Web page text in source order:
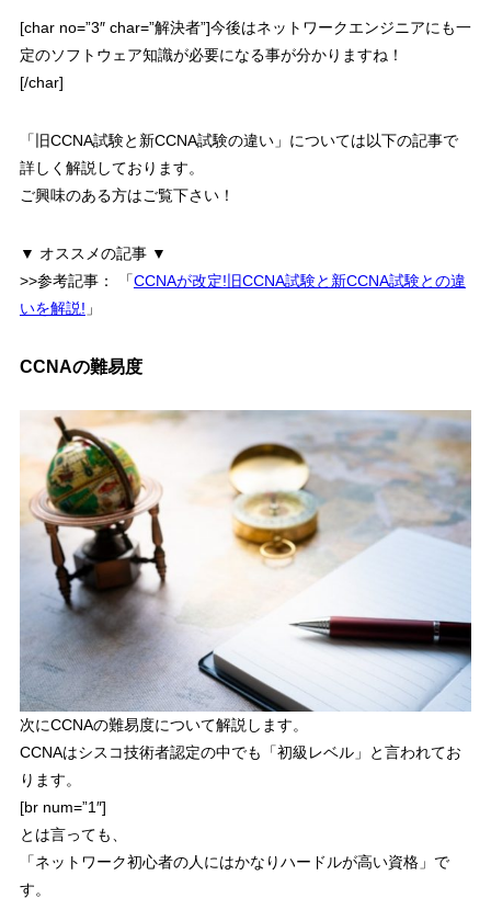
[char no=”3″ char=”解決者”]今後はネットワークエンジニアにも一
定のソフトウェア知識が必要になる事が分かりますね！
[/char]
「旧CCNA試験と新CCNA試験の違い」については以下の記事で
詳しく解説しております。
ご興味のある方はご覧下さい！
▼ オススメの記事 ▼
>>参考記事：
「CCNAが改定!旧CCNA試験と新CCNA試験との違
いを解説! 」
CCNAの難易度
次にCCNAの難易度について解説します。
CCNAはシスコ技術者認定の中でも「初級レベル」と言われてお
ります。
[br num=”1″]
とは言っても、
「ネットワーク初心者の人にはかなりハードルが高い資格」で
す。